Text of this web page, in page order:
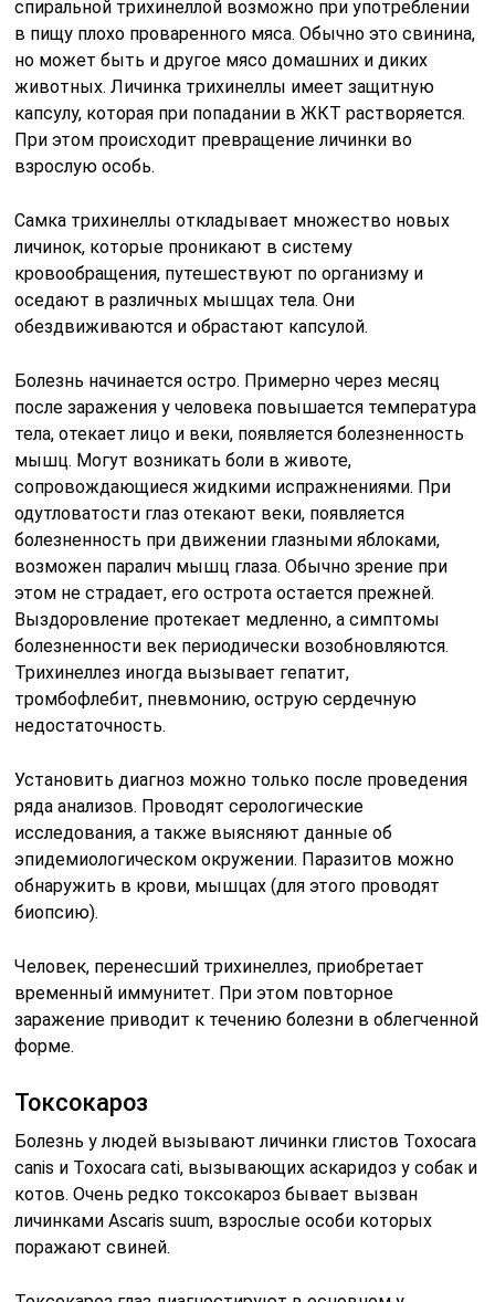
спиральной трихинеллой возможно при употреблении
в пищу плохо проваренного мяса. Обычно это свинина,
но может быть и другое мясо домашних и диких
животных. Личинка трихинеллы имеет защитную
капсулу, которая при попадании в ЖКТ растворяется.
При этом происходит превращение личинки во
взрослую особь.
Самка трихинеллы откладывает множество новых
личинок, которые проникают в систему
кровообращения, путешествуют по организму и
оседают в различных мышцах тела. Они
обездвиживаются и обрастают капсулой.
Болезнь начинается остро. Примерно через месяц
после заражения у человека повышается температура
тела, отекает лицо и веки, появляется болезненность
мышц. Могут возникать боли в животе,
сопровождающиеся жидкими испражнениями. При
одутловатости глаз отекают веки, появляется
болезненность при движении глазными яблоками,
возможен паралич мышц глаза. Обычно зрение при
этом не страдает, его острота остается прежней.
Выздоровление протекает медленно, а симптомы
болезненности век периодически возобновляются.
Трихинеллез иногда вызывает гепатит,
тромбофлебит, пневмонию, острую сердечную
недостаточность.
Установить диагноз можно только после проведения
ряда анализов. Проводят серологические
исследования, а также выясняют данные об
эпидемиологическом окружении. Паразитов можно
обнаружить в крови, мышцах (для этого проводят
биопсию).
Человек, перенесший трихинеллез, приобретает
временный иммунитет. При этом повторное
заражение приводит к течению болезни в облегченной
форме.
Токсокароз
Болезнь у людей вызывают личинки глистов Toxocara
canis и Toxocara cati, вызывающих аскаридоз у собак и
котов. Очень редко токсокароз бывает вызван
личинками Ascaris suum, взрослые особи которых
поражают свиней.